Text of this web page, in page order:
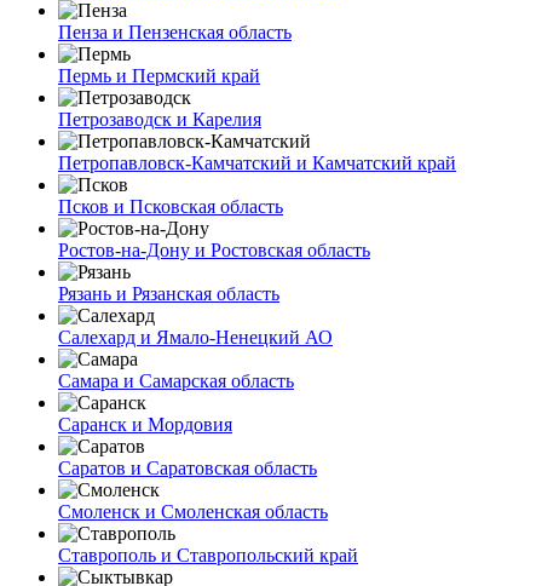
Пенза и Пензенская область
Пермь и Пермский край
Петрозаводск и Карелия
Петропавловск-Камчатский и Камчатский край
Псков и Псковская область
Ростов-на-Дону и Ростовская область
Рязань и Рязанская область
Салехард и Ямало-Ненецкий АО
Самара и Самарская область
Саранск и Мордовия
Саратов и Саратовская область
Смоленск и Смоленская область
Ставрополь и Ставропольский край